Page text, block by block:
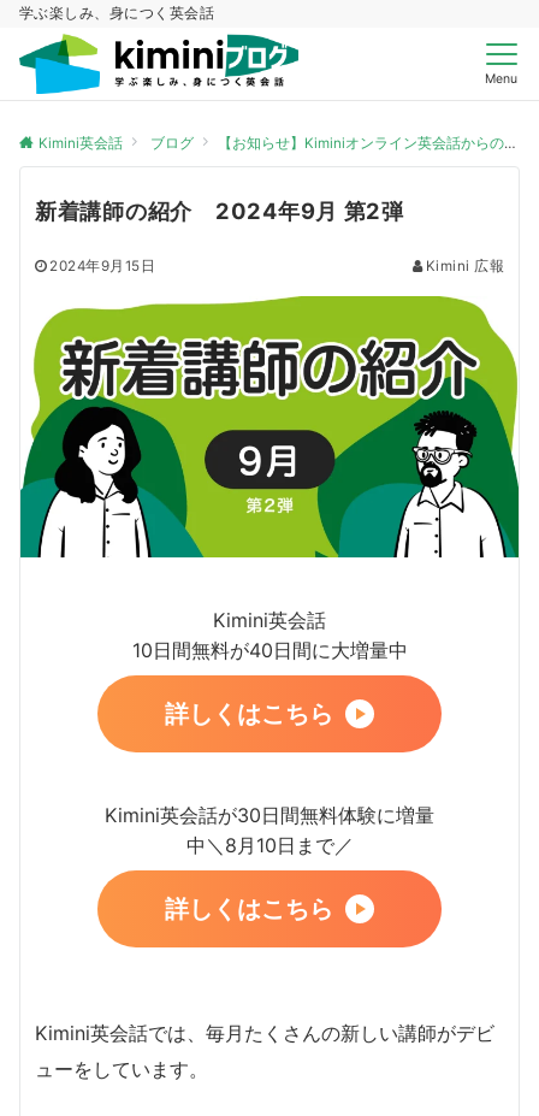
学ぶ楽しみ、身につく英会話
Menu
Kimini英会話 ブログ 【お知らせ】Kiminiオンライン英会話からのお知らせ
新着講師の紹介 2024年9月 第2弾
2024年9月15日 Kimini 広報
Kimini英会話
10日間無料が40日間に大増量中
詳しくはこちら
Kimini英会話が30日間無料体験に増量
中＼8月10日まで／
詳しくはこちら
Kimini英会話では、毎月たくさんの新しい講師がデビ
ューをしています。